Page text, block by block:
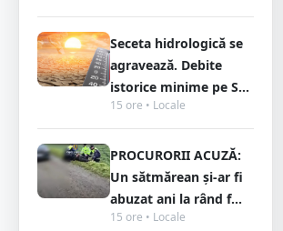
Seceta hidrologică se
agravează. Debite
istorice minime pe S...
15 ore • Locale
PROCURORII ACUZĂ:
Un sătmărean și-ar fi
abuzat ani la rând f...
15 ore • Locale